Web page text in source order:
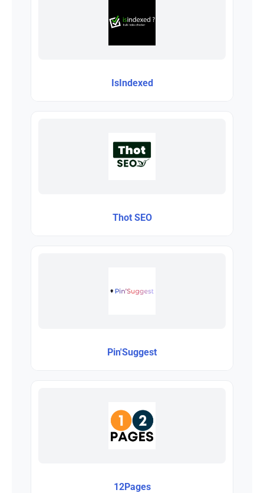
IsIndexed
Thot SEO
Pin'Suggest
12Pages